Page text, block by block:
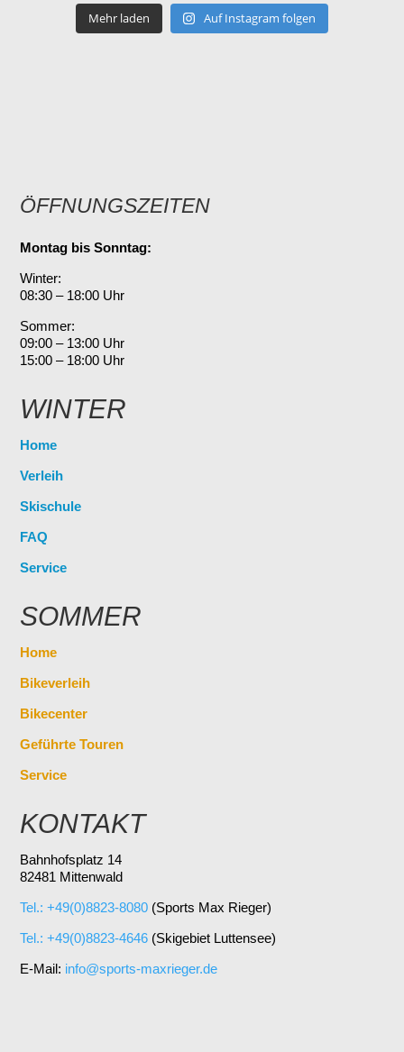
Mehr laden Auf Instagram folgen
ÖFFNUNGSZEITEN
Montag bis Sonntag:
Winter:
08:30 – 18:00 Uhr
Sommer:
09:00 – 13:00 Uhr
15:00 – 18:00 Uhr
WINTER
Home
Verleih
Skischule
FAQ
Service
SOMMER
Home
Bikeverleih
Bikecenter
Geführte Touren
Service
KONTAKT
Bahnhofsplatz 14
82481 Mittenwald
Tel.: +49(0)8823-8080 (Sports Max Rieger)
Tel.: +49(0)8823-4646 (Skigebiet Luttensee)
E-Mail: info@sports-maxrieger.de